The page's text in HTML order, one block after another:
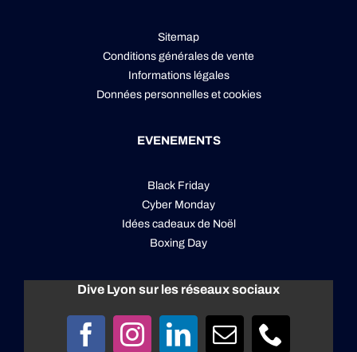
Sitemap
Conditions générales de vente
Informations légales
Données personnelleset cookies
EVENEMENTS
Black Friday
Cyber Monday
Idées cadeaux de Noël
Boxing Day
Dive Lyon sur les réseaux sociaux